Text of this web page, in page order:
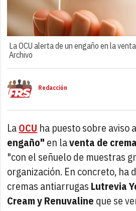
La OCU alerta de un engaño en la
Archivo
Redacción
LaOCU ha puesto sobre aviso
engaño" en laventa de
"con el señuelo de muestras
organización. En concreto, ha
cremas antiarrugas Lutrevia
Cream y Renuvaline que se